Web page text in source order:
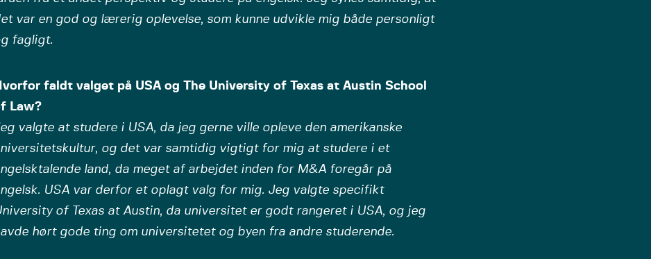
var en god og lærerig oplevelse, som kunne udvikle mig både personligt
fagligt.
faldt valget på USA og The University of Texas at Austin School
Law?
valgte at studere i USA, da jeg gerne ville opleve den amerikanske
og det var samtidig vigtigt for mig at studere i et
land, da meget af arbejdet inden for M&A foregår på
USA var derfor et oplagt valg for mig. Jeg valgte specifikt
of Texas at Austin, da universitet er godt rangeret i USA, og jeg
hørt gode ting om universitetet og byen fra andre studerende.